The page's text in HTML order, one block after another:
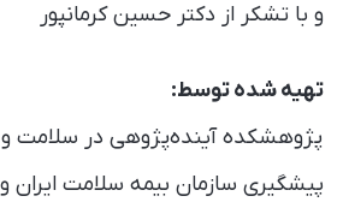
و با تشکر از دکتر حسین کرمانپور
تهیه شده توسط:
پژوهشکده آینده‌پژوهی در سلامت و
پیشگیری سازمان بیمه‌ سلامت ایران